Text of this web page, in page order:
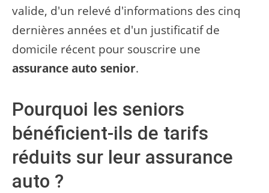
valide, d'un relevé d'informations des cinq
dernières années et d'un justificatif de
domicile récent pour souscrire une
assurance auto senior.
Pourquoi les seniors
bénéficient-ils de tarifs
réduits sur leur assurance
auto ?